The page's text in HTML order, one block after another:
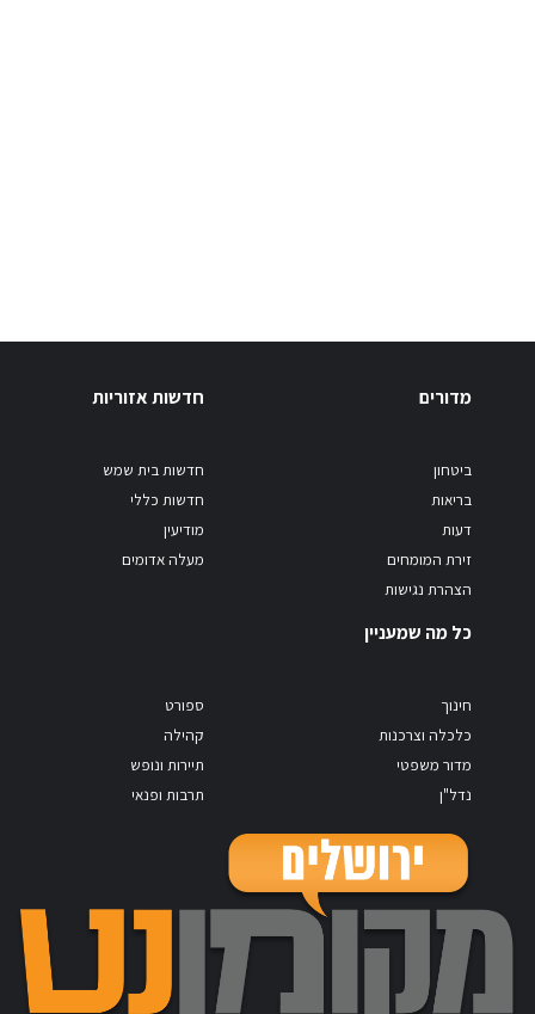
מדורים
ביטחון
בריאות
דעות
זירת המומחים
הצהרת נגישות
חדשות אזוריות
חדשות בית שמש
חדשות כללי
מודיעין
מעלה אדומים
כל מה שמעניין
חינוך
כלכלה וצרכנות
מדור משפטי
נדל"ן
ספורט
קהילה
תיירות ונופש
תרבות ופנאי